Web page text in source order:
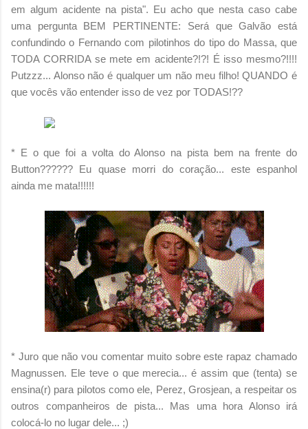
em algum acidente na pista". Eu acho que nesta caso cabe
uma pergunta BEM PERTINENTE: Será que Galvão está
confundindo o Fernando com pilotinhos do tipo do Massa, que
TODA CORRIDA se mete em acidente?!?! É isso mesmo?!!!!
Putzzz... Alonso não é qualquer um não meu filho! QUANDO é
que vocês vão entender isso de vez por TODAS!??
* E o que foi a volta do Alonso na pista bem na frente do
Button?????? Eu quase morri do coração... este espanhol
ainda me mata!!!!!!
* Juro que não vou comentar muito sobre este rapaz chamado
Magnussen. Ele teve o que merecia... é assim que (tenta) se
ensina(r) para pilotos como ele, Perez, Grosjean, a respeitar os
outros companheiros de pista... Mas uma hora Alonso irá
colocá-lo no lugar dele... ;)